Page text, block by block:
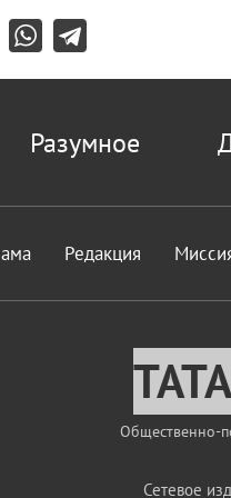
Разумное
Редакция
Общественно-
Сетевое